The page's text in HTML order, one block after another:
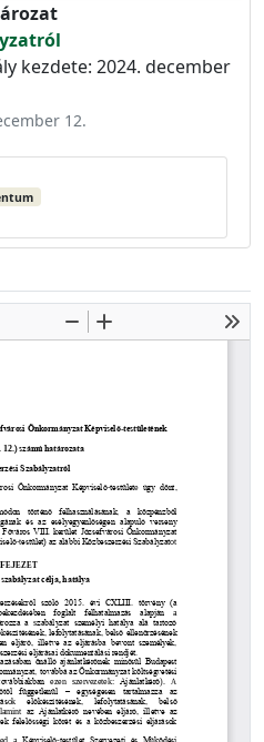
kezdete: 2024. december
12.